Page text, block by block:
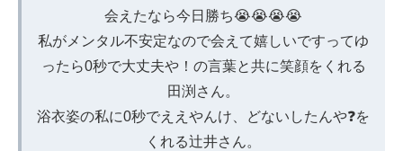
会えたなら今日勝ち😭😭😭😭
私がメンタル不安定なので会えて嬉しいですってゆ
ったら0秒で大丈夫や！の言葉と共に笑顔をくれる
田渕さん。
浴衣姿の私に0秒でええやんけ、どないしたんや❓を
くれる辻井さん。